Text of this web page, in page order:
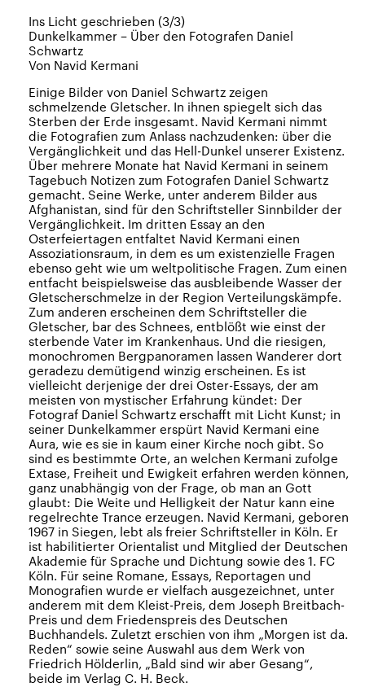
Ins Licht geschrieben (3/3)
Dunkelkammer – Über den Fotografen Daniel
Schwartz
Von Navid Kermani
Einige Bilder von Daniel Schwartz zeigen
schmelzende Gletscher. In ihnen spiegelt sich das
Sterben der Erde insgesamt. Navid Kermani nimmt
die Fotografien zum Anlass nachzudenken: über die
Vergänglichkeit und das Hell-Dunkel unserer Existenz.
Über mehrere Monate hat Navid Kermani in seinem
Tagebuch Notizen zum Fotografen Daniel Schwartz
gemacht. Seine Werke, unter anderem Bilder aus
Afghanistan, sind für den Schriftsteller Sinnbilder der
Vergänglichkeit. Im dritten Essay an den
Osterfeiertagen entfaltet Navid Kermani einen
Assoziationsraum, in dem es um existenzielle Fragen
ebenso geht wie um weltpolitische Fragen. Zum einen
entfacht beispielsweise das ausbleibende Wasser der
Gletscherschmelze in der Region Verteilungskämpfe.
Zum anderen erscheinen dem Schriftsteller die
Gletscher, bar des Schnees, entblößt wie einst der
sterbende Vater im Krankenhaus. Und die riesigen,
monochromen Bergpanoramen lassen Wanderer dort
geradezu demütigend winzig erscheinen. Es ist
vielleicht derjenige der drei Oster-Essays, der am
meisten von mystischer Erfahrung kündet: Der
Fotograf Daniel Schwartz erschafft mit Licht Kunst; in
seiner Dunkelkammer erspürt Navid Kermani eine
Aura, wie es sie in kaum einer Kirche noch gibt. So
sind es bestimmte Orte, an welchen Kermani zufolge
Extase, Freiheit und Ewigkeit erfahren werden können,
ganz unabhängig von der Frage, ob man an Gott
glaubt: Die Weite und Helligkeit der Natur kann eine
regelrechte Trance erzeugen. Navid Kermani, geboren
1967 in Siegen, lebt als freier Schriftsteller in Köln. Er
ist habilitierter Orientalist und Mitglied der Deutschen
Akademie für Sprache und Dichtung sowie des 1. FC
Köln. Für seine Romane, Essays, Reportagen und
Monografien wurde er vielfach ausgezeichnet, unter
anderem mit dem Kleist-Preis, dem Joseph Breitbach-
Preis und dem Friedenspreis des Deutschen
Buchhandels. Zuletzt erschien von ihm „Morgen ist da.
Reden“ sowie seine Auswahl aus dem Werk von
Friedrich Hölderlin, „Bald sind wir aber Gesang“,
beide im Verlag C. H. Beck.